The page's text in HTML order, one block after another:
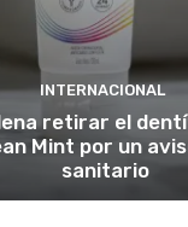
INTERNACIONAL
retirar el
Mint por un
sanitario